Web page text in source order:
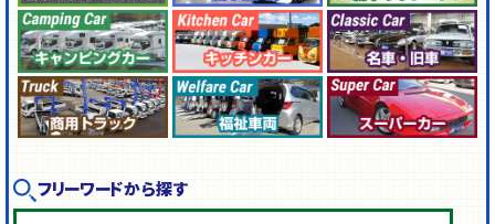
フリーワードから探す